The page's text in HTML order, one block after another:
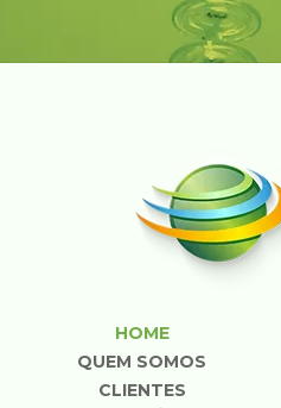
HOME
QUEM SOMOS
CLIENTES